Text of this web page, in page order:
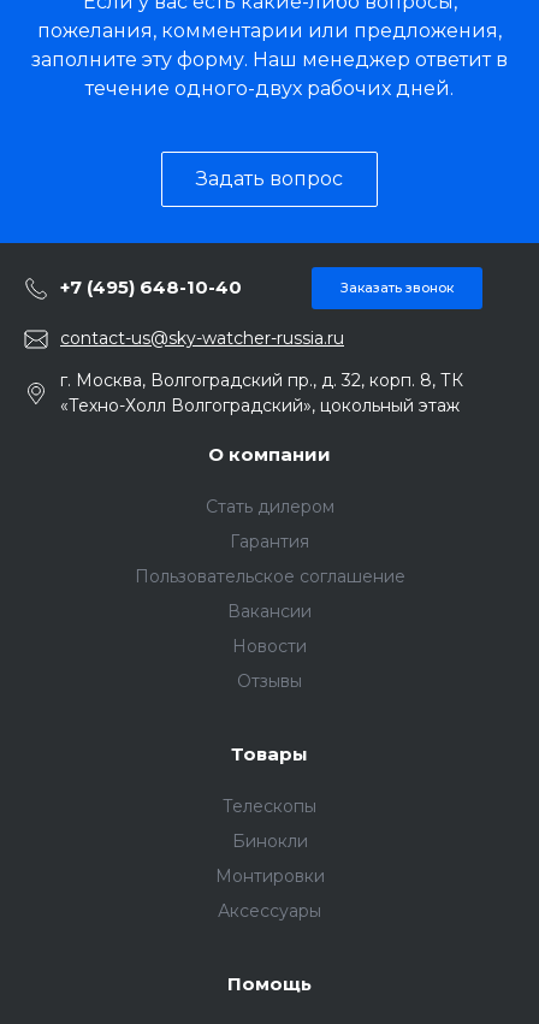
пожелания, комментарии или предложения,
заполните эту форму. Наш менеджер ответит в
течение одного-двух рабочих дней.
Задать вопрос
+7 (495) 648-10-40 Заказать звонок
contact-us@sky-watcher-russia.ru
г. Москва, Волгоградский пр., д. 32, корп. 8, ТК
«Техно-Холл Волгоградский», цокольный этаж
О компании
Стать дилером
Гарантия
Пользовательское соглашение
Вакансии
Новости
Отзывы
Товары
Телескопы
Бинокли
Монтировки
Аксессуары
Помощь